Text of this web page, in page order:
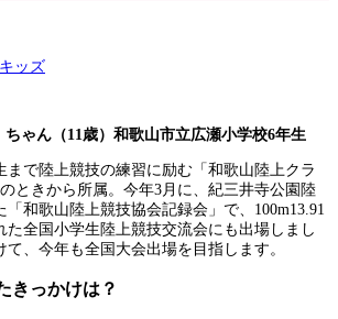
ッズ
ゃん（11歳）和歌山市立広瀬小学校6年生
で陸上競技の練習に励む「和歌山陸上クラ
ときから所属。今年3月に、紀三井寺公園陸
「和歌山陸上競技協会記録会」で、100m13.91
た全国小学生陸上競技交流会にも出場しまし
、今年も全国大会出場を目指します。
きっかけは？